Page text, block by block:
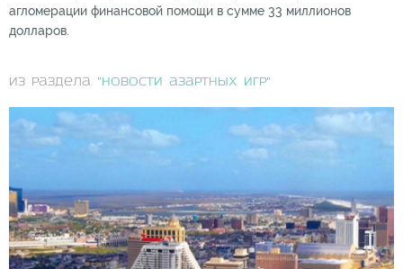
агломерации финансовой помощи в сумме 33 миллионов
долларов.
из раздела "Новости азартных игр"